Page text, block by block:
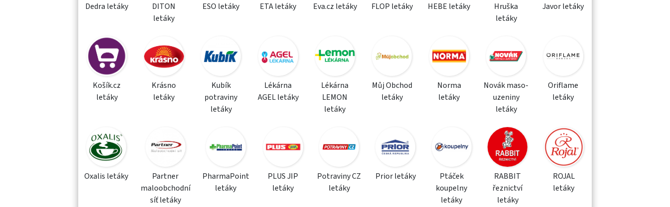
Dedra letáky
DITON
letáky
ESO letáky ETA letáky Eva.cz letáky FLOP letáky HEBE letáky
Hruška
letáky
Javor letáky
Košík.cz
letáky
Krásno
letáky
Kubík
potraviny
letáky
Lékárna
AGEL letáky
Lékárna
LEMON
letáky
Můj Obchod
letáky
Norma
letáky
Novák maso-
uzeniny
letáky
Oriflame
letáky
Oxalis letáky
Partner
maloobchodní
síť letáky
PharmaPoint
letáky
PLUS JIP
letáky
Potraviny CZ
letáky
Prior letáky
Ptáček
koupelny
letáky
RABBIT
řeznictví
letáky
ROJAL
letáky